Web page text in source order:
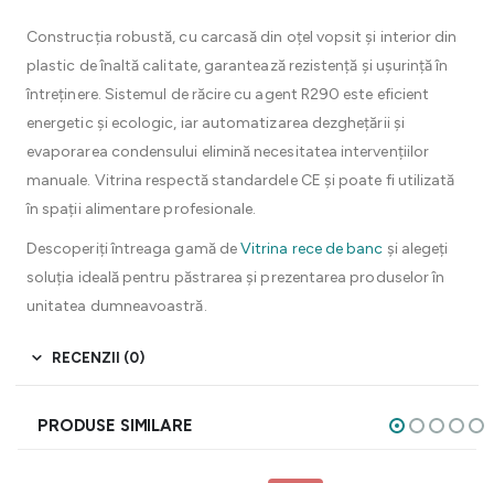
Construcția robustă, cu carcasă din oțel vopsit și interior din
plastic de înaltă calitate, garantează rezistență și ușurință în
întreținere. Sistemul de răcire cu agent R290 este eficient
energetic și ecologic, iar automatizarea dezghețării și
evaporarea condensului elimină necesitatea intervențiilor
manuale. Vitrina respectă standardele CE și poate fi utilizată
în spații alimentare profesionale.
Descoperiți întreaga gamă deVitrina rece de banc și alegeți
soluția ideală pentru păstrarea și prezentarea produselor în
unitatea dumneavoastră.
RECENZII (0)
PRODUSE SIMILARE